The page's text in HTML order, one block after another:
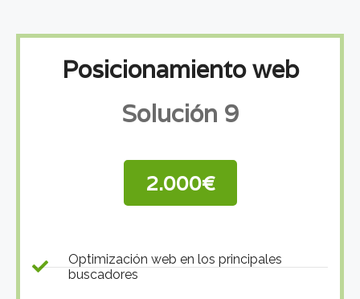
Posicionamiento web
Solución 9
2.000€
Optimización web en los principales
buscadores